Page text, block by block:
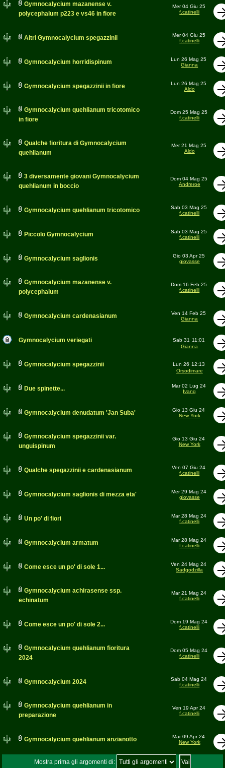
Gymnocalycium mazanense v.
polycephalum p223 e vs46 in fiore
Mer 04 Giu 25
f.catinelli
Altri Gymnocalycium spegazzinii
Mer 04 Giu 25
f.catinelli
Gymnocalycium horridispinum
Lun 26 Mag 25
Gianna
Gymnocalycium spegazzinii in fiore
Lun 26 Mag 25
Aldo
Gymnocalycium quehlianum tricotomico
in fiore
Dom 25 Mag 25
f.catinelli
Qualche fioritura di Gymnocalycium
quehlianum
Mer 21 Mag 25
Aldo
3 diversamente giovani Gymnocalycium
quehlianum in boccio
Dom 04 Mag 25
Andreroe
Gymnocalycium quehlianum tricotomico
Sab 03 Mag 25
f.catinelli
Piccolo Gymnocalycium
Sab 03 Mag 25
f.catinelli
Gymnocalycium saglionis
Gio 03 Apr 25
giovasse
Gymnocalycium mazanense v.
polycephalum
Dom 16 Feb 25
f.catinelli
Gymnocalycium cardenasianum
Ven 14 Feb 25
Gianna
Gymnocalycium veriegati Sab 31
11:01
Gianna
Gymnocalycium spegazzinii Lun 26 12:13
Orsodimare
Due spinette...
Mar 02 Lug 24
Ivang
Gymnocalycium denudatum 'Jan Suba'
Gio 13 Giu 24
New York
Gymnocalycium spegazzinii var.
unguispinum
Gio 13 Giu 24
New York
Qualche spegazzinii e cardenasianum
Ven 07 Giu 24
f.catinelli
Gymnocalycium saglionis di mezza eta'
Mer 29 Mag 24
giovasse
Un po' di fiori
Mar 28 Mag 24
f.catinelli
Gymnocalycium armatum
Mar 28 Mag 24
f.catinelli
Come esce un po' di sole 1...
Ven 24 Mag 24
Sadgodzilla
Gymnocalycium achirasense ssp.
echinatum
Mar 21 Mag 24
f.catinelli
Come esce un po' di sole 2...
Dom 19 Mag 24
f.catinelli
Gymnocalycium quehlianum fioritura
2024
Dom 05 Mag 24
f.catinelli
Gymnocalycium 2024
Sab 04 Mag 24
f.catinelli
Gymnocalycium quehlianum in
preparazione
Ven 19 Apr 24
f.catinelli
Gymnocalycium quehlianum anzianotto
Mar 09 Apr 24
New York
Mostra prima gli argomenti di: